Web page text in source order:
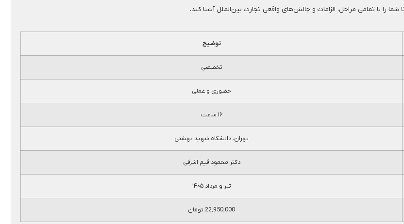
با تمامی مراحل، الزامات و چالش‌های واقعی تجارت بین‌الملل آشنا کند.
توضیح
تخصصی
حضوری و عملی
۱۶ ساعت
تهران، دانشگاه شهید بهشتی
دکتر محمود قیم اشرفی
تیر و مرداد ۱۴۰۵
22٬950٬000 تومان